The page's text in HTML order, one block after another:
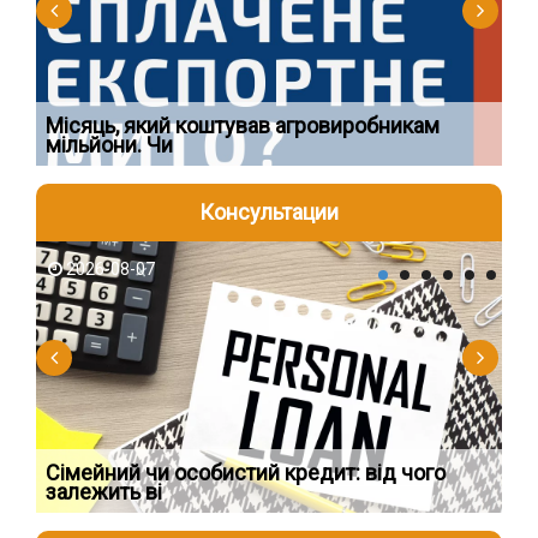
Місяць, який коштував агровиробникам
мільйони. Чи
Консультации
2026-08-07
Сімейний чи особистий кредит: від чого
залежить ві